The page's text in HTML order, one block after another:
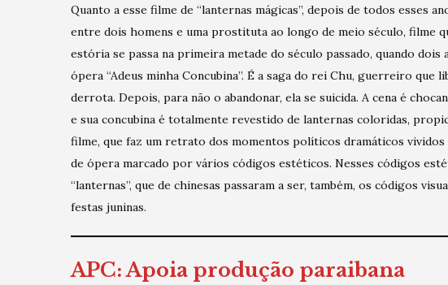
Quanto a esse filme de “lanternas mágicas”, depois de todos esses
entre dois homens e uma prostituta ao longo de meio século, filme
estória se passa na primeira metade do século passado, quando
ópera “Adeus minha Concubina”. É a saga do rei Chu, guerreiro que
derrota. Depois, para não o abandonar, ela se suicida. A cena é
e sua concubina é totalmente revestido de lanternas coloridas,
filme, que faz um retrato dos momentos políticos dramáticos
de ópera marcado por vários códigos estéticos. Nesses códigos
“lanternas”, que de chinesas passaram a ser, também, os códigos
festas juninas.
APC: Apoia produção paraibana